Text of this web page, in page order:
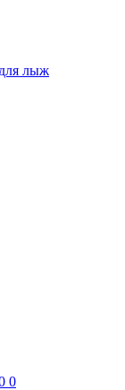
лыж
0